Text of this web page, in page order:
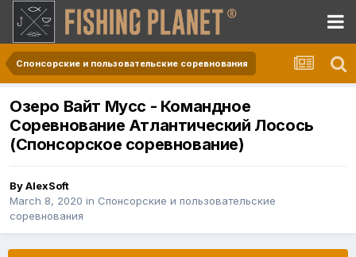
Спонсорские и пользовательские соревнования
Озеро Вайт Мусс - Командное
Соревнование Атлантический Лосось
(Спонсорское соревнование)
ByAlexSoft
March 8, 2020 in Спонсорские и пользовательские
соревнования